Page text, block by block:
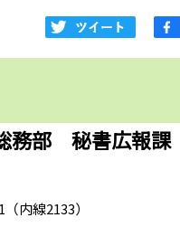
務部 秘書広報
内線2133）